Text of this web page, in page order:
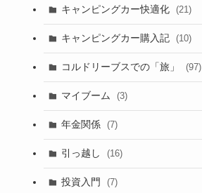
キャンピングカー快適化 (21)
キャンピングカー購入記 (10)
コルドリーブスでの「旅」 (97)
マイブーム (3)
年金関係 (7)
引っ越し (16)
投資入門 (7)